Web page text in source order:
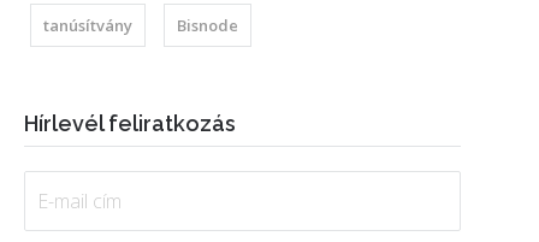
tanúsítvány Bisnode
Hírlevél feliratkozás